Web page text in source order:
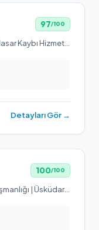
97/100
Detayları Gör →
100/100
Üsküdar Avukat | Üsküdar Hukuk Danışmanlığı | Üsküdar Law